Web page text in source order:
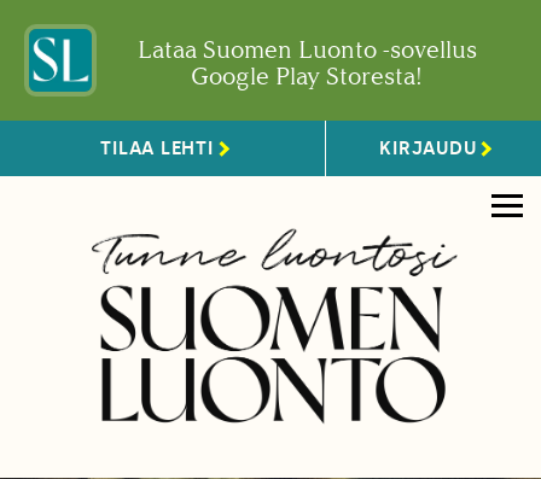
Lataa Suomen Luonto -sovellus
Google Play Storesta!
TILAA LEHTI KIRJAUDU